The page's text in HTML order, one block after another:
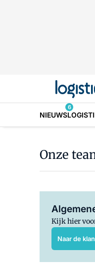
NIEUWS
6
Onze
Kijk hier
Naar de